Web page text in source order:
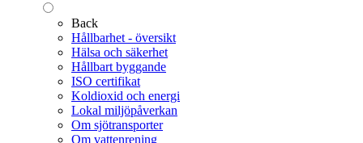
Back
Hållbarhet - översikt
Hälsa och säkerhet
Hållbart byggande
ISO certifikat
Koldioxid och energi
Lokal miljöpåverkan
Om sjötransporter
Om vattenrening